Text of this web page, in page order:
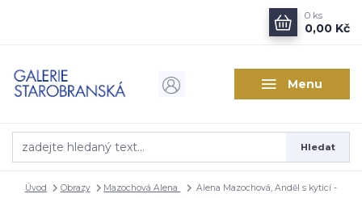
Menu
Hledat
0 ks
0,00 Kč
Úvod Obrazy Mazochová Alena
Alena Mazochová, Anděl s kyticí -